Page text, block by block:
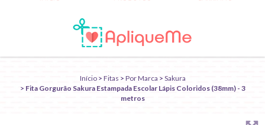
Início > Fitas > Por Marca > Sakura
> Fita Gorgurão Sakura Estampada Escolar Lápis Coloridos (38mm) - 3
metros